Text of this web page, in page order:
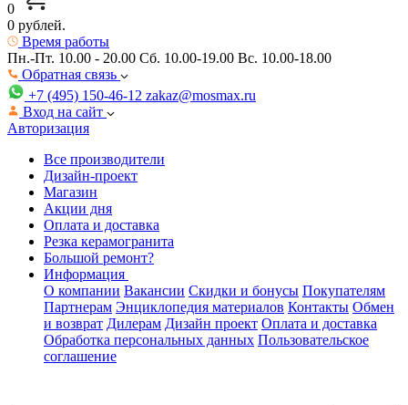
0
0 рублей.
Время работы
Пн.-Пт. 10.00 - 20.00 Сб. 10.00-19.00 Вс. 10.00-18.00
Обратная связь
+7 (495) 150-46-12 zakaz@mosmax.ru
Вход на сайт
Авторизация
Все производители
Дизайн-проект
Магазин
Акции дня
Оплата и доставка
Резка керамогранита
Большой ремонт?
Информация
О компании Вакансии Скидки и бонусы Покупателям
Партнерам Энциклопедия материалов Контакты Обмен
и возврат Дилерам Дизайн проект Оплата и доставка
Обработка персональных данных Пользовательское
соглашение